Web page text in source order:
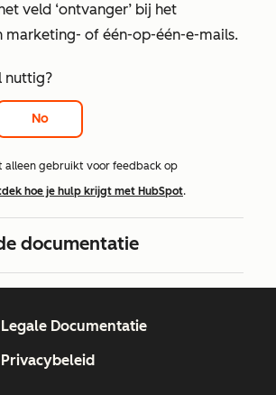
veld ‘ontvanger’ bij het
marketing- of één-op-één-e-mails.
nuttig?
No
alleen gebruikt voor feedback op
hoe je hulp krijgt met HubSpot.
documentatie
Legale Documentatie
Privacybeleid